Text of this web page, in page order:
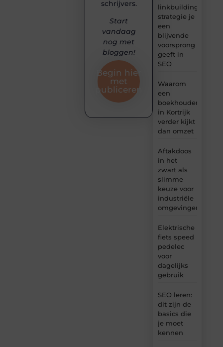
linkbuilding
strategie je
een
blijvende
voorsprong
geeft in
SEO
Waarom
een
boekhouder
in Kortrijk
verder kijkt
dan omzet
Aftakdoos
in het
zwart als
slimme
keuze voor
industriële
omgevingen
Elektrische
fiets speed
pedelec
voor
dagelijks
gebruik
SEO leren:
dit zijn de
basics die
je moet
kennen
schrijvers.
Start
vandaag
nog met
bloggen!
Begin hier
met
publiceren